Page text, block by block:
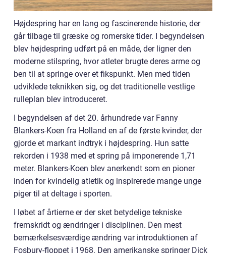
Højdespring har en lang og fascinerende historie, der
går tilbage til græske og romerske tider. I begyndelsen
blev højdespring udført på en måde, der ligner den
moderne stilspring, hvor atleter brugte deres arme og
ben til at springe over et fikspunkt. Men med tiden
udviklede teknikken sig, og det traditionelle vestlige
rulleplan blev introduceret.
I begyndelsen af det 20. århundrede var Fanny
Blankers-Koen fra Holland en af de første kvinder, der
gjorde et markant indtryk i højdespring. Hun satte
rekorden i 1938 med et spring på imponerende 1,71
meter. Blankers-Koen blev anerkendt som en pioner
inden for kvindelig atletik og inspirerede mange unge
piger til at deltage i sporten.
I løbet af årtierne er der sket betydelige tekniske
fremskridt og ændringer i disciplinen. Den mest
bemærkelsesværdige ændring var introduktionen af
Fosbury-floppet i 1968. Den amerikanske springer Dick